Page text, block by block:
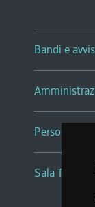
Bandi e
Persone e
Sala Tiziano